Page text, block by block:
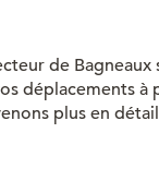
de Bagneaux
déplacements à
plus en